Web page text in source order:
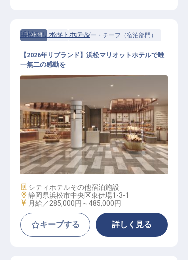
正社員 宿泊 リーダー・チーフ（宿泊部門）
チーフコンシェルジュ│プレミアム
な滞在を演出
浜松マリオットホテル
【2026年リブランド】浜松マリオットホテルで唯
一無二の感動を
施設業態
シティホテルその他宿泊施設
勤務地
静岡県浜松市中央区東伊場1-3-1
給与
月給／285,000円～485,000円
キープする 詳しく見る